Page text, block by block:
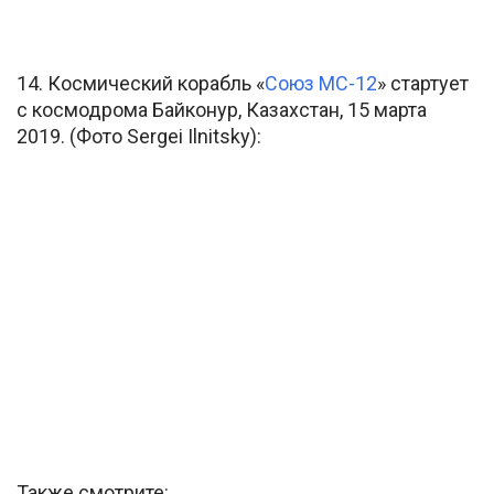
14. Космический корабль «Союз МС-12» стартует
с космодрома Байконур, Казахстан, 15 марта
2019. (Фото Sergei Ilnitsky):